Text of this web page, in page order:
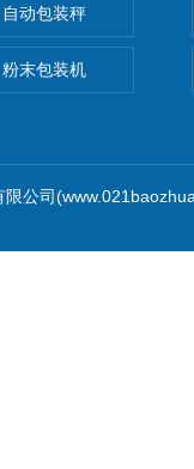
自动包装秤
粉末包装机
公司